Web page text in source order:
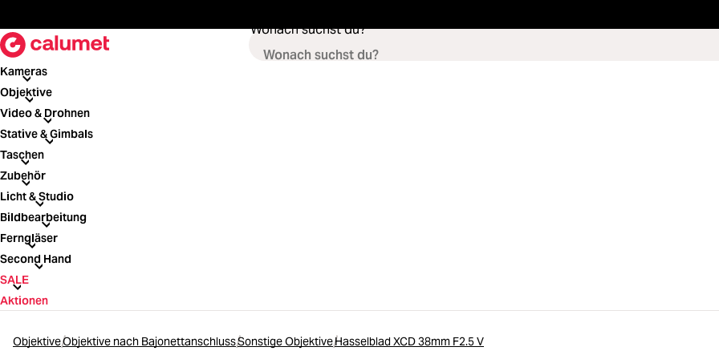
Wonach suchst du?
Kameras
Kameras
Objektive
Objektive
Video & Drohnen
Video & Drohnen
Stative & Gimbals
Stative & Gimbals
Taschen
Taschen
Zubehör
Zubehör
Licht & Studio
Licht & Studio
Bildbearbeitung
Bildbearbeitung
Ferngläser
Ferngläser
Second Hand
Second Hand
SALE
SALE
Aktionen
ObjektiveObjektive nach BajonettanschlussSonstige ObjektiveHasselblad XCD 38mm F2.5 V